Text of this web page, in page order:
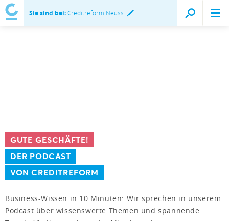
Sie sind bei:Creditreform Neuss
GUTE GESCHÄFTE!
DER PODCAST
VON CREDITREFORM
Business-Wissen in 10 Minuten: Wir sprechen in unserem
Podcast über wissenswerte Themen und spannende